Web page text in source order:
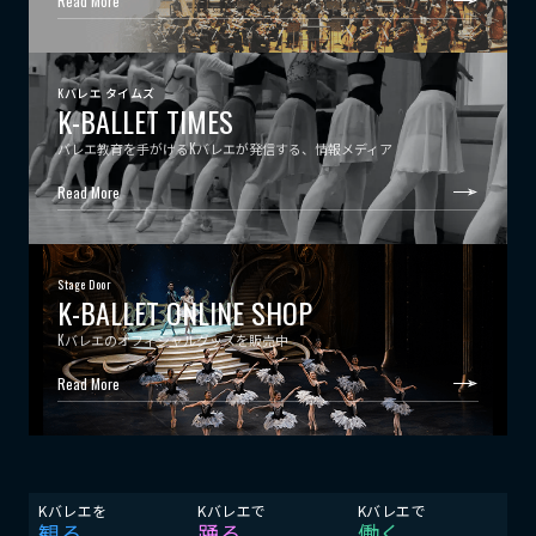
Kバレエ タイムズ
K-BALLET TIMES
バレエ教育を手がけるKバレエが発信する、情報メディア
Read More
Stage Door
K-BALLET ONLINE SHOP
Kバレエのオフィシャルグッズを販売中
Read More
Kバレエを Kバレエで Kバレエで